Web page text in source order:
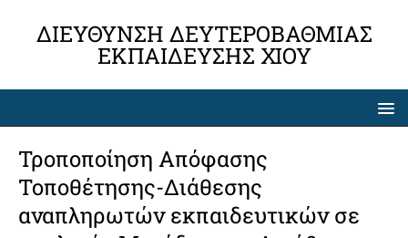
ΔΙΕΎΘΥΝΣΗ ΔΕΥΤΕΡΟΒΆΘΜΙΑΣ
ΕΚΠΑΊΔΕΥΣΗΣ ΧΊΟΥ
Τροποποίηση Απόφασης
Τοποθέτησης-Διάθεσης
αναπληρωτών εκπαιδευτικών σε